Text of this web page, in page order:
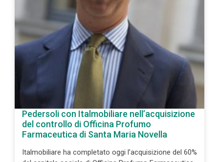
Pedersoli con Italmobiliare nell’acquisizione
del controllo di Officina Profumo
Farmaceutica di Santa Maria Novella
Italmobiliare ha completato oggi l’acquisizione del 60%